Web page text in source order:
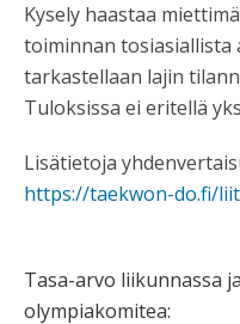
Kysely haastaa
toiminnan tosiasiallista
tarkastellaan lajin
Tuloksissa ei eritellä
Lisätietoja
https://taekwon-do.fi/
Tasa-arvo liikunnassa
olympiakomitea: